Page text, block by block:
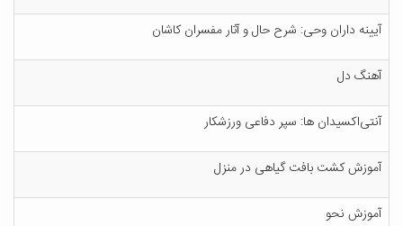
آیینه داران وحی: شرح حال و آثار مفسران کاشان
آه‍ن‍گ‌ دل‌
آن‍ت‍ی‌اک‍س‍ی‍دان‌ ه‍ا: س‍پ‍ر دف‍اع‍ی‌ ورزش‍ک‍ار
آم‍وزش‌ ک‍ش‍ت‌ ب‍اف‍ت‌ گ‍ی‍اه‍ی‌ در م‍ن‍زل‌
آم‍وزش‌ ن‍ح‍و